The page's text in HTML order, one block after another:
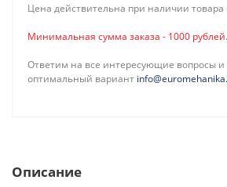
Цена действительна при наличии товара
Минимальная сумма заказа - 1000 рублей.
Ответим на все интересующие вопросы и
оптимальный вариант
Описание